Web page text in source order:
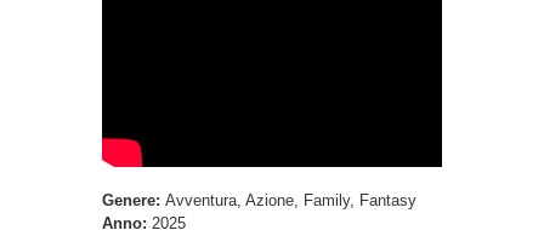
Genere: Avventura, Azione, Family, Fantasy
Anno: 2025